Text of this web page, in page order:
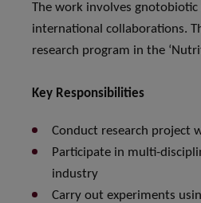
The work involves
international collaborations.
research program in the
Key Responsibilities
Conduct research project
Participate in multi-
industry
Carry out experiments